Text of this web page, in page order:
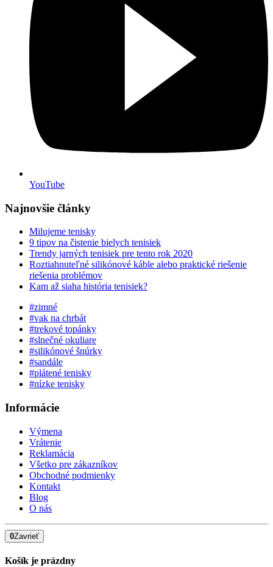
YouTube
Najnovšie články
Milujeme tenisky
9 tipov na čistenie bielych tenisiek
Trendy jarných tenisiek pre tento rok 2020
Roztiahnuteľné silikónové káble alebo praktické riešenie
riešenia problémov
Kam až siaha história tenisiek?
#zimné
#vak na chrbát
#trekové topánky
#slnečné okuliare
#silikónové šnúrky
#sandále
#plátené tenisky
#nízke tenisky
Informácie
Výmena
Vrátenie
Reklamácia
Všetko pre zákazníkov
Obchodné podmienky
Kontakt
Blog
O nás
0Zavrieť
Košík je prázdny